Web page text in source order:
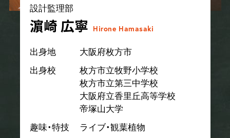
設計監理部
濵崎 広寧 Hirone Hamasaki
出身地
大阪府枚方市
出身校
枚方市立牧野小学校
枚方市立第三中学校
大阪府立香里丘高等学校
帝塚山大学
趣味・特技
ライブ・観葉植物